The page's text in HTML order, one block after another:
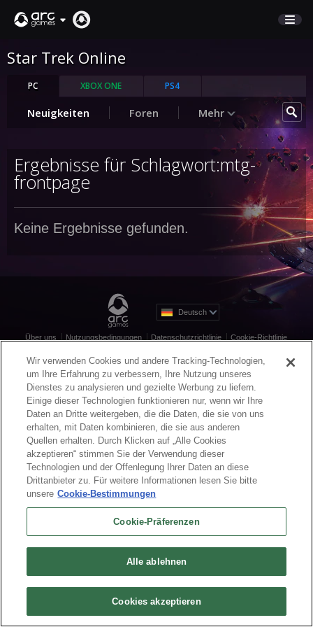
MARKTPLATZ
KUNDENSERVICE
English
Deutsch
Français
Italiano
Star Trek Online
PC XBOX ONE PS4
Neuigkeiten Foren Mehr
Ergebnisse für Schlagwort:mtg-
frontpage
Keine Ergebnisse gefunden.
Deutsch
Über uns Nutzungsbedingungen Datenschutzrichtlinie
Cookie-Richtlinie
Cookie-Präferenzen
Meine persönlichen Daten nicht verkaufen oder weitergebe
© 2026 Arc Games Inc. All rights reserved. All trademarks are property of their
respective owners.
Wir verwenden Cookies und andere Tracking-Technologien,
um Ihre Erfahrung zu verbessern, Ihre Nutzung unseres
Dienstes zu analysieren und gezielte Werbung zu liefern.
Einige dieser Technologien funktionieren nur, wenn wir Ihre
Daten an Dritte weitergeben, die die Daten, die sie von uns
erhalten, mit Daten kombinieren, die sie aus anderen
Quellen erhalten. Durch Klicken auf „Alle Cookies
akzeptieren“ stimmen Sie der Verwendung dieser
Technologien und der Offenlegung Ihrer Daten an diese
Drittanbieter zu. Für weitere Informationen lesen Sie bitte
unsere Cookie-Bestimmungen
Cookie-Präferenzen
Alle ablehnen
Cookies akzeptieren